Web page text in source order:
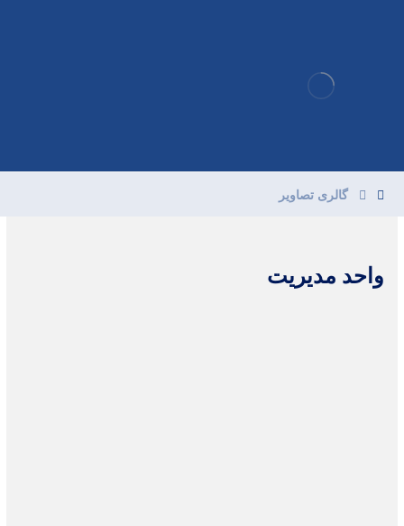
گالری تصاویر
واحد مدیریت